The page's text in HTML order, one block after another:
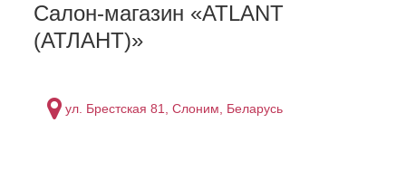
Салон-магазин «ATLANT
(АТЛАНТ)»
ул. Брестская 81, Слоним, Беларусь